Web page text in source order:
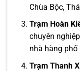
Chùa Bộc,
Trạm Hoàn
chuyên
nhà hàng phố
Trạm Thanh